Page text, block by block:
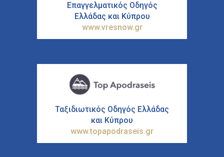
Επαγγελματικός Οδηγός
Ελλάδας και Κύπρου
www.vresnow.gr
Ταξιδιωτικός Οδηγός Ελλάδας
και Κύπρου
www.topapodraseis.gr